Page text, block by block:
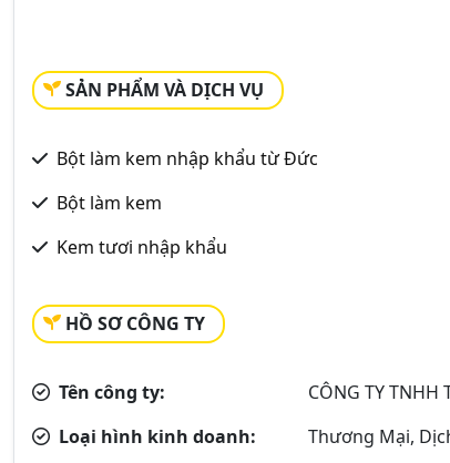
SẢN PHẨM VÀ DỊCH VỤ
Bột làm kem nhập khẩu từ Đức
Bột làm kem
Kem tươi nhập khẩu
HỒ SƠ CÔNG TY
Tên công ty:
CÔNG TY TNHH
Loại hình kinh doanh:
Thương Mại,